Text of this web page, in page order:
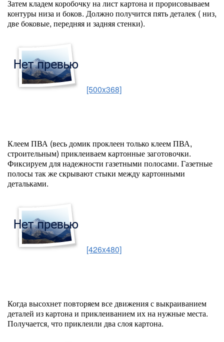
Затем кладем коробочку на лист картона и прорисовываем
контуры низа и боков. Должно получится пять деталек ( низ,
две боковые, передняя и задняя стенки).
[500x368]
Клеем ПВА (весь домик проклеен только клеем ПВА,
строительным) приклеиваем картонные заготовочки.
Фиксируем для надежности газетными полосами. Газетные
полосы так же скрывают стыки между картонными
детальками.
[426x480]
Когда высохнет повторяем все движения с выкраиванием
деталей из картона и приклеиванием их на нужные места.
Получается, что приклеили два слоя картона.